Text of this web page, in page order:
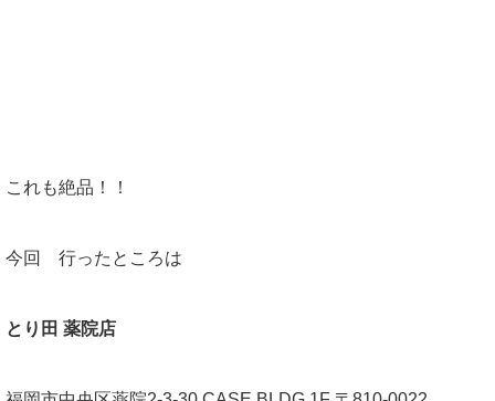
これも絶品！！
今回 行ったところは
とり田 薬院店